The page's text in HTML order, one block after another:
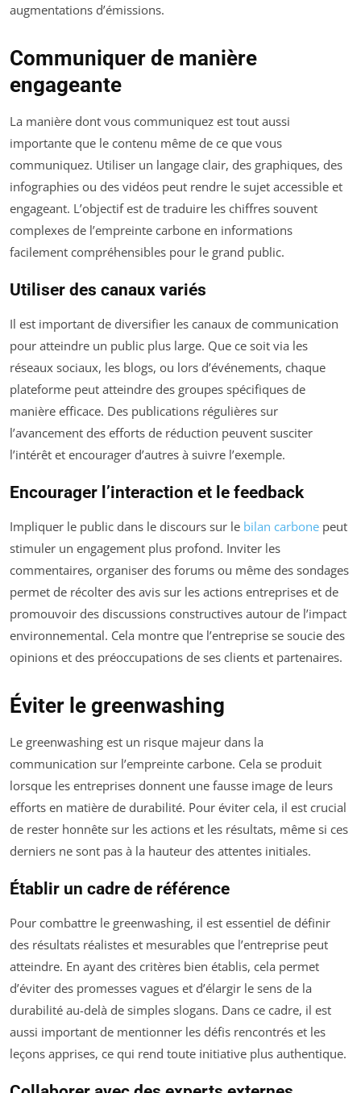
augmentations d’émissions.
Communiquer de manière
engageante
La manière dont vous communiquez est tout aussi
importante que le contenu même de ce que vous
communiquez. Utiliser un langage clair, des graphiques, des
infographies ou des vidéos peut rendre le sujet accessible et
engageant. L’objectif est de traduire les chiffres souvent
complexes de l’empreinte carbone en informations
facilement compréhensibles pour le grand public.
Utiliser des canaux variés
Il est important de diversifier les canaux de communication
pour atteindre un public plus large. Que ce soit via les
réseaux sociaux, les blogs, ou lors d’événements, chaque
plateforme peut atteindre des groupes spécifiques de
manière efficace. Des publications régulières sur
l’avancement des efforts de réduction peuvent susciter
l’intérêt et encourager d’autres à suivre l’exemple.
Encourager l’interaction et le feedback
Impliquer le public dans le discours sur le bilan carbone peut
stimuler un engagement plus profond. Inviter les
commentaires, organiser des forums ou même des sondages
permet de récolter des avis sur les actions entreprises et de
promouvoir des discussions constructives autour de l’impact
environnemental. Cela montre que l’entreprise se soucie des
opinions et des préoccupations de ses clients et partenaires.
Éviter le greenwashing
Le greenwashing est un risque majeur dans la
communication sur l’empreinte carbone. Cela se produit
lorsque les entreprises donnent une fausse image de leurs
efforts en matière de durabilité. Pour éviter cela, il est crucial
de rester honnête sur les actions et les résultats, même si ces
derniers ne sont pas à la hauteur des attentes initiales.
Établir un cadre de référence
Pour combattre le greenwashing, il est essentiel de définir
des résultats réalistes et mesurables que l’entreprise peut
atteindre. En ayant des critères bien établis, cela permet
d’éviter des promesses vagues et d’élargir le sens de la
durabilité au-delà de simples slogans. Dans ce cadre, il est
aussi important de mentionner les défis rencontrés et les
leçons apprises, ce qui rend toute initiative plus authentique.